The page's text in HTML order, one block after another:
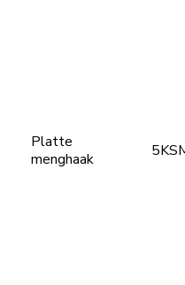
Platte
menghaak